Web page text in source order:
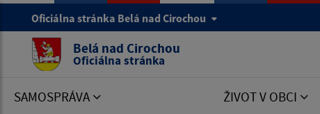
Oficiálna stránka Belá nad Cirochou
Belá nad Cirochou
Oficiálna stránka
SAMOSPRÁVA ŽIVOT V OBCI